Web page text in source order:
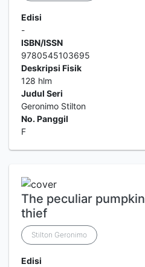
Edisi
-
ISBN/ISSN
9780545103695
Deskripsi Fisik
128 hlm
Judul Seri
Geronimo Stilton
No. Panggil
F
The peculiar pumpkin
thief
Stilton Geronimo
Edisi